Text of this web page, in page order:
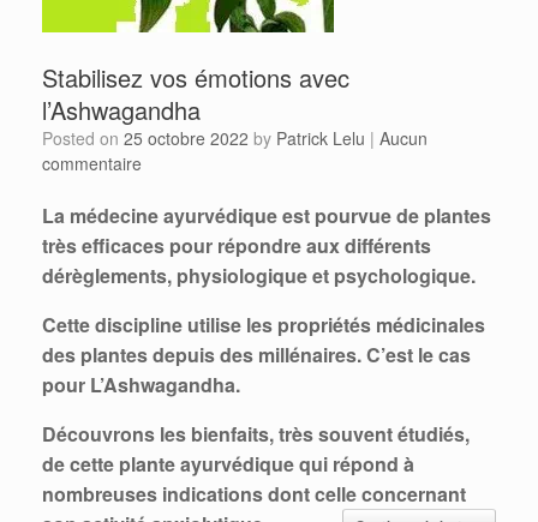
Stabilisez vos émotions avec
l’Ashwagandha
Posted on 25 octobre 2022 by Patrick Lelu | Aucun
commentaire
La médecine ayurvédique est pourvue de plantes
très efficaces pour répondre aux différents
dérèglements, physiologique et psychologique.
Cette discipline utilise les propriétés médicinales
des plantes depuis des millénaires. C’est le cas
pour L’Ashwagandha.
Découvrons les bienfaits, très souvent étudiés,
de cette plante ayurvédique qui répond à
nombreuses indications dont celle concernant